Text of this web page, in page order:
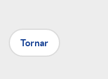
o
m
Tornar